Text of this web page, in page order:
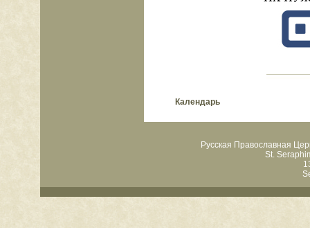
Календарь
Русская Православная
St.